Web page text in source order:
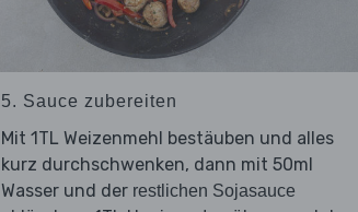
5. Sauce zubereiten
Mit 1TL Weizenmehl bestäuben und alles
kurz durchschwenken, dann mit 50ml
Wasser und der restlichen Sojasauce